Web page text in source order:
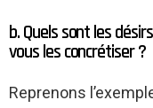
b. Quels sont les
vous les concrétiser ?
Reprenons